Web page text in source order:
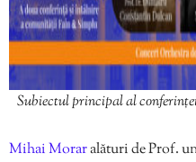
Subiectul principal al
Mihai Moraralături de Prof.